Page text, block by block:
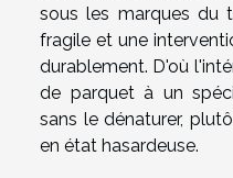
sous les marques du
fragile et une
durablement. D'où
de parquet à un
sans le dénaturer,
en état hasardeuse.